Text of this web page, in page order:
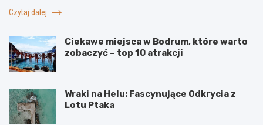
Czytaj dalej
Ciekawe miejsca w Bodrum, które warto
zobaczyć – top 10 atrakcji
Wraki na Helu: Fascynujące Odkrycia z
Lotu Ptaka